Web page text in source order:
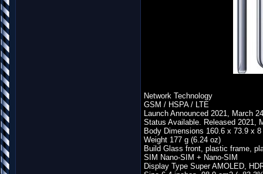
Network Technology
GSM / HSPA / LTE
Launch Announced 2021, March 24
Status Available. Released 2021,
Body Dimensions 160.6 x 73.9 x
Weight 177 g (6.24 oz)
Build Glass front, plastic frame,
SIM Nano-SIM + Nano-SIM
Display Type Super AMOLED,